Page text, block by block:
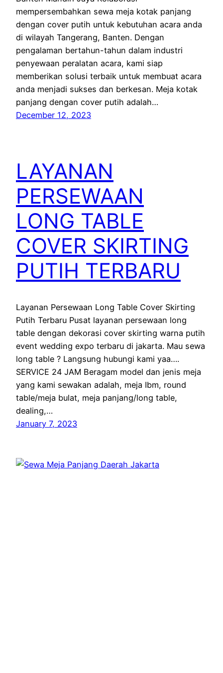
mempersembahkan sewa meja kotak panjang
dengan cover putih untuk kebutuhan acara anda
di wilayah Tangerang, Banten. Dengan
pengalaman bertahun-tahun dalam industri
penyewaan peralatan acara, kami siap
memberikan solusi terbaik untuk membuat acara
anda menjadi sukses dan berkesan. Meja kotak
panjang dengan cover putih adalah…
December 12, 2023
LAYANAN
PERSEWAAN
LONG TABLE
COVER SKIRTING
PUTIH TERBARU
Layanan Persewaan Long Table Cover Skirting
Putih Terbaru Pusat layanan persewaan long
table dengan dekorasi cover skirting warna putih
event wedding expo terbaru di jakarta. Mau sewa
long table ? Langsung hubungi kami yaa….
SERVICE 24 JAM Beragam model dan jenis meja
yang kami sewakan adalah, meja Ibm, round
table/meja bulat, meja panjang/long table,
dealing,…
January 7, 2023